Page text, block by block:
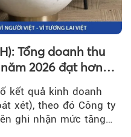
Tổng doanh thu
2026 đạt hơn
9,2%
kết quả kinh doanh
xét), theo đó Công ty
ghi nhận mức tăng